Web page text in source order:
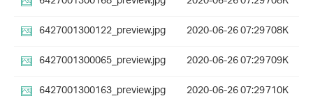
6427001300122_preview.jpg
2020-06-26 07:29708K
6427001300065_preview.jpg
2020-06-26 07:29709K
6427001300163_preview.jpg
2020-06-26 07:29710K